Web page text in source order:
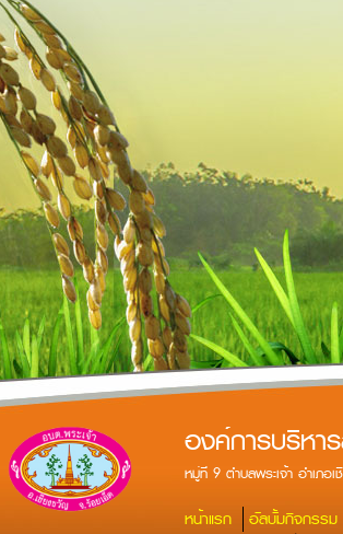
องค์การบริหา
หมู่ที่ 9 ตำบลพระเจ้า อำเภ
หน้าแรก อัลบั้มกิจกรรม